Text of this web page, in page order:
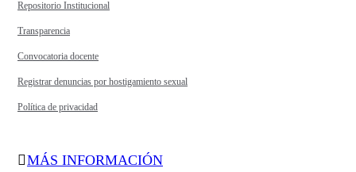
Repositorio Institucional
Transparencia
Convocatoria docente
Registrar denuncias por hostigamiento sexual
Política de privacidad
MÁS INFORMACIÓN